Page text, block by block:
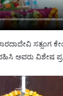
ಸತ್ಸಂಗ
ಅವರು ವಿಶೇಷ